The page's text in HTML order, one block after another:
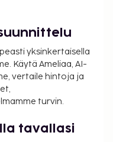
yksinkertaisella
Käytä Ameliaa, AI-
vertaile hintoja ja
turvin.
tavallasi